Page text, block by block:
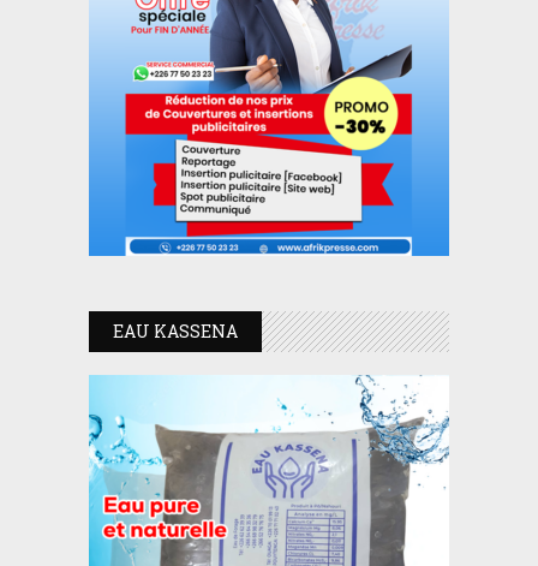
EAU KASSENA